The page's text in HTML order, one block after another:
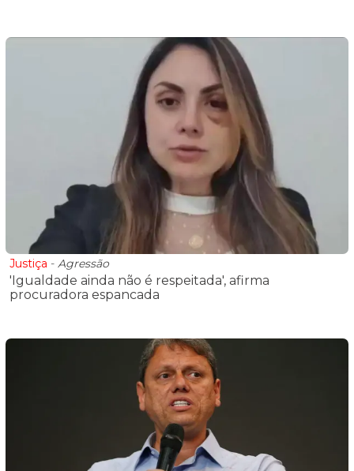
Justiça - Agressão
'Igualdade ainda não é respeitada', afirma
procuradora espancada